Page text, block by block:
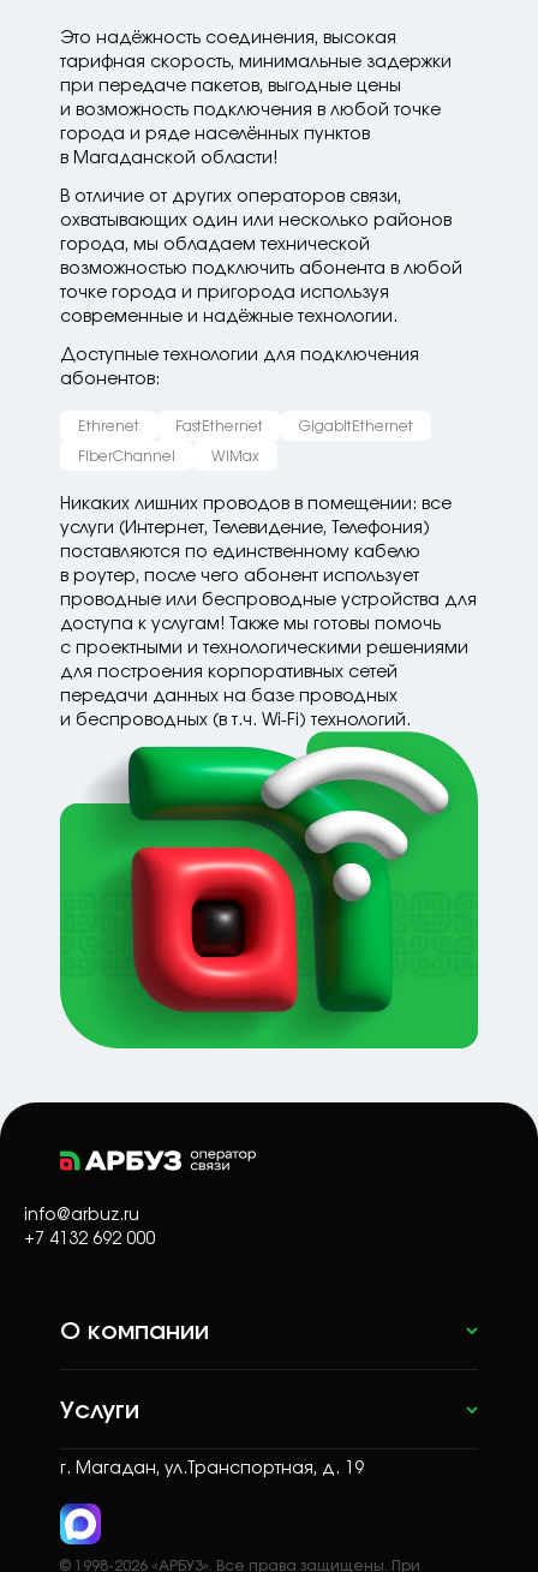
Это надёжность соединения, высокая
тарифная скорость, минимальные задержки
при передаче пакетов, выгодные цены
и возможность подключения в любой точке
города и ряде населённых пунктов
в Магаданской области!
В отличие от других операторов связи,
охватывающих один или несколько районов
города, мы обладаем технической
возможностью подключить абонента в любой
точке города и пригорода используя
современные и надёжные технологии.
Доступные технологии для подключения
абонентов:
Ethrenet FastEthernet
GigabitEthernet
FiberChannel
WiMax
Никаких лишних проводов в помещении: все
услуги (Интернет, Телевидение, Телефония)
поставляются по единственному кабелю
в роутер, после чего абонент использует
проводные или беспроводные устройства для
доступа к услугам! Также мы готовы помочь
с проектными и технологическими решениями
для построения корпоративных сетей
передачи данных на базе проводных
и беспроводных (в т.ч. Wi-Fi) технологий.
© 1998-2026 «АРБУЗ». Все права защищены. При
О компании
Услуги
г. Магадан, ул.Транспортная, д. 19
info@arbuz.ru
+7 4132 692 000